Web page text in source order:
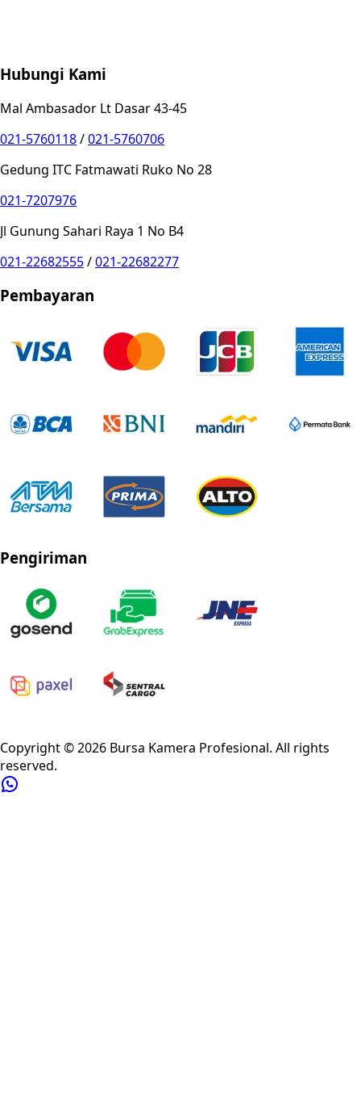
Hubungi Kami
Mal Ambasador Lt Dasar 43-45
021-5760118/021-5760706
Gedung ITC Fatmawati Ruko No 28
021-7207976
Jl Gunung Sahari Raya 1 No B4
021-22682555/021-22682277
Pembayaran
Pengiriman
Copyright ©2026 Bursa Kamera Profesional. All rights
reserved.